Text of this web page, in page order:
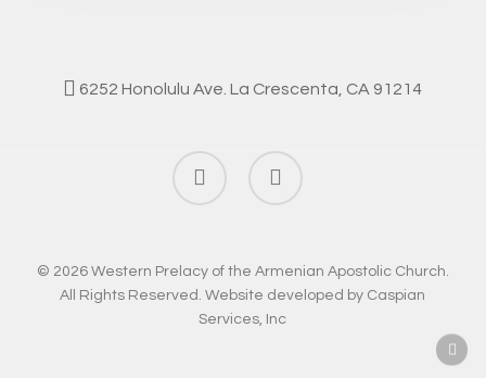
6252 Honolulu Ave. La Crescenta, CA 91214
facebook instagram
© 2026 Western Prelacy of the Armenian Apostolic Church.
All Rights Reserved. Website developed by Caspian
Services, Inc